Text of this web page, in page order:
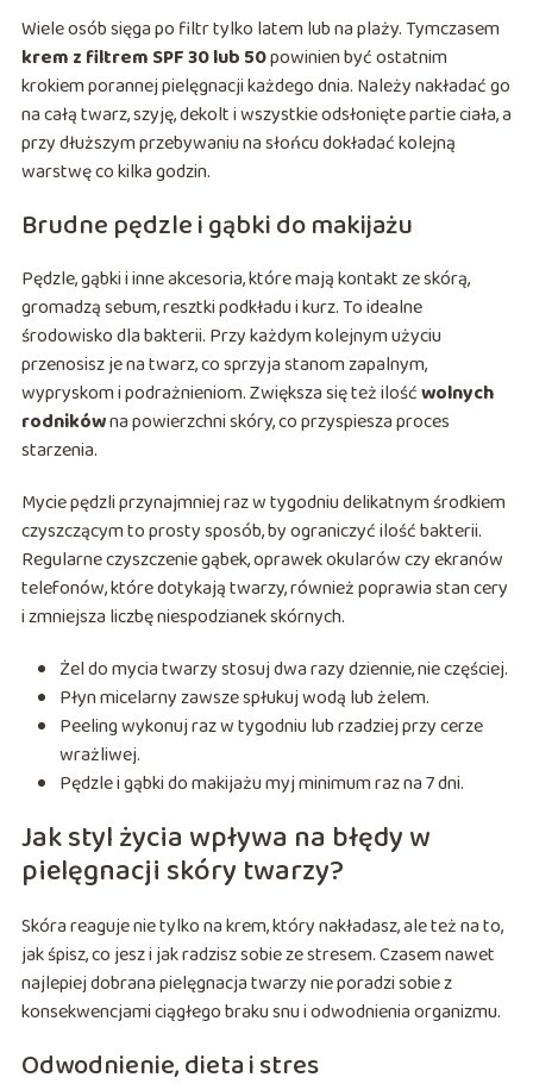
Wiele osób sięga po filtr tylko latem lub na plaży. Tymczasem
krem z filtrem SPF 30 lub 50powinien być ostatnim
krokiem porannej pielęgnacji każdego dnia. Należy nakładać go
na całą twarz, szyję, dekolt i wszystkie odsłonięte partie ciała, a
przy dłuższym przebywaniu na słońcu dokładać kolejną
warstwę co kilka godzin.
Brudne pędzle i gąbki do makijażu
Pędzle, gąbki i inne akcesoria, które mają kontakt ze skórą,
gromadzą sebum, resztki podkładu i kurz. To idealne
środowisko dla bakterii. Przy każdym kolejnym użyciu
przenosisz je na twarz, co sprzyja stanom zapalnym,
wypryskom i podrażnieniom. Zwiększa się też ilośćwolnych
rodnikówna powierzchni skóry, co przyspiesza proces
starzenia.
Mycie pędzli przynajmniej raz w tygodniu delikatnym środkiem
czyszczącym to prosty sposób, by ograniczyć ilość bakterii.
Regularne czyszczenie gąbek, oprawek okularów czy ekranów
telefonów, które dotykają twarzy, również poprawia stan cery
i zmniejsza liczbę niespodzianek skórnych.
Żel do mycia twarzy stosuj dwa razy dziennie, nie częściej.
Płyn micelarny zawsze spłukuj wodą lub żelem.
Peeling wykonuj raz w tygodniu lub rzadziej przy cerze
wrażliwej.
Pędzle i gąbki do makijażu myj minimum raz na 7 dni.
Jak styl życia wpływa na błędy w
pielęgnacji skóry twarzy?
Skóra reaguje nie tylko na krem, który nakładasz, ale też na to,
jak śpisz, co jesz i jak radzisz sobie ze stresem. Czasem nawet
najlepiej dobrana pielęgnacja twarzy nie poradzi sobie z
konsekwencjami ciągłego braku snu i odwodnienia organizmu.
Odwodnienie, dieta i stres